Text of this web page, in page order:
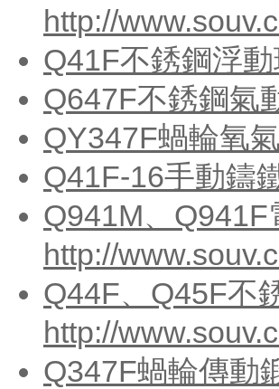
http://
Q41F不銹鋼浮動
Q647F不銹鋼氣
QY347F蝸輪氧
Q41F-16手動鑄
Q941M、
http://
Q44F、Q45F不
http://
Q347F蝸輪傳動